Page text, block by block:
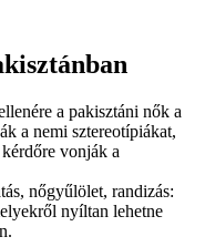
a pakisztáni nők a
a nemi sztereotípiákat,
kérdőre vonják a
nőgyűlölet, randizás:
nyíltan lehetne